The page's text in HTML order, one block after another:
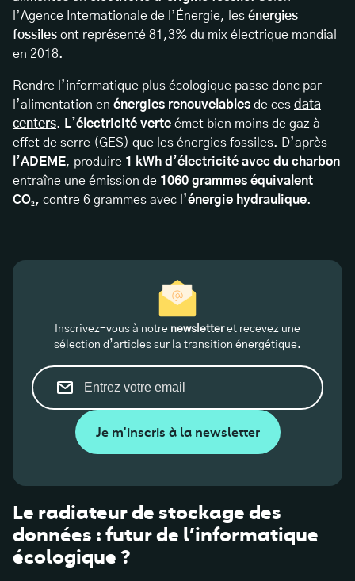
l’Agence Internationale de l’Énergie, les énergies
fossiles ont représenté 81,3% du mix électrique mondial
en 2018.
Rendre l’informatique plus écologique passe donc par
l’alimentation en énergies renouvelables de ces data
centers. L’électricité verte émet bien moins de gaz à
effet de serre (GES) que les énergies fossiles. D’après
l’ADEME, produire 1 kWh d’électricité avec du charbon
entraîne une émission de 1060 grammes équivalent
CO₂, contre 6 grammes avec l’énergie hydraulique.
Inscrivez-vous à notre newsletteret recevez une
sélection d’articles sur la transition énergétique.
Je m'inscris à la newsletter
Le radiateur de stockage des
données : futur de l’informatique
écologique ?